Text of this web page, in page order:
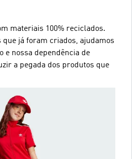
materiais 100% reciclados.
já foram criados, ajudamos
e nossa dependência de
a pegada dos produtos que